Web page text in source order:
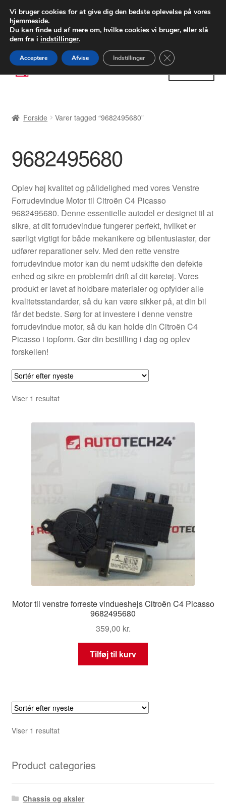
LEVERING fra 55 kr.
FEDEX verdensomspændende forsendelse
80 82 72 02
Spring
til
Spring
til
Betalinger
Kasse
Klageprocedure
Kontakte
Kurv
Levering
Min Konto
Om os
Forside Varer tagged “9682495680”
9682495680
Oplev høj kvalitet og pålidelighed med vores Venstre
Forrudevindue Motor til Citroën C4 Picasso
9682495680. Denne essentielle autodel er designet til at
sikre, at dit forrudevindue fungerer perfekt, hvilket er
særligt vigtigt for både mekanikere og bilentusiaster, der
udfører reparationer selv. Med den rette venstre
forrudevindue motor kan du nemt udskifte den defekte
enhed og sikre en problemfri drift af dit køretøj. Vores
produkt er lavet af holdbare materialer og opfylder alle
kvalitetsstandarder, så du kan være sikker på, at din bil
får det bedste. Sørg for at investere i denne venstre
forrudevindue motor, så du kan holde din Citroën C4
Picasso i topform. Gør din bestilling i dag og oplev
forskellen!
Viser 1 resultat
Motor til venstre forreste vindueshejs Citroën C4 Picasso
9682495680
359,00 kr.
Tilføj til kurv
Viser 1 resultat
Product categories
Chassis og aksler
Vi bruger cookies for at give dig den bedste oplevelse på vores
hjemmeside.
Du kan finde ud af mere om, hvilke cookies vi bruger, eller slå
dem fra i indstillinger.
Acceptere Afvise Indstillinger Close GDPR